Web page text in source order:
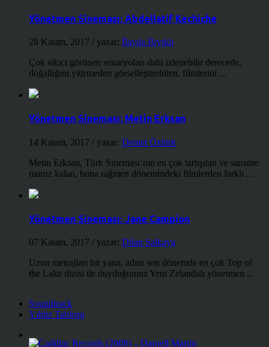
Yönetmen Sineması: Abdellatif Kechiche
28 Kasım, 2017 / yazar: İlayda Bıyıklı
Çok sıkıcı görünen senaryoları dahi izlenebilir derecede,
doğallığını yitirmeden görselleştirebilen, filmlerini ...
Yönetmen Sineması: Metin Erksan
14 Kasım, 2017 / yazar: Demet Öztürk
Metin Erksan, Türk Sineması’nın en çok tartışılan ve sansüre
maruz kalan, buna rağmen dönemindeki filmlerden farklı ...
Yönetmen Sineması: Jane Campion
07 Kasım, 2017 / yazar: Dilan Salkaya
Uzun metrajları bir yana, adını son dönemde en çok Top of
the Lake dizisi ile duyduğumuz Yeni Zelandalı yönetmen ...
Soundtrack
Yıldız Tablosu